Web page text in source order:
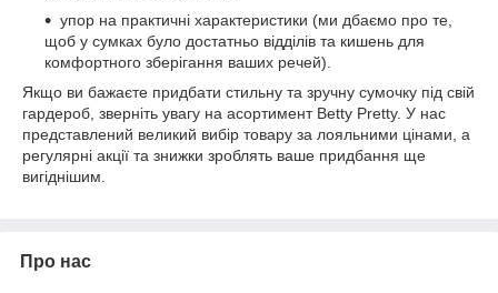
упор на практичні характеристики (ми дбаємо про те,
щоб у сумках було достатньо відділів та кишень для
комфортного зберігання ваших речей).
Якщо ви бажаєте придбати стильну та зручну сумочку під свій
гардероб, зверніть увагу на асортимент Betty Pretty. У нас
представлений великий вибір товару за лояльними цінами, а
регулярні акції та знижки зроблять ваше придбання ще
вигіднішим.
Про нас